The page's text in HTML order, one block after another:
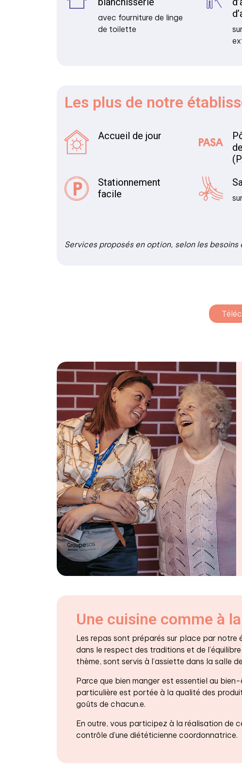
avec fourniture de linge
de toilette
Les plus de notre
Accueil de jour
Stationnement
facile
Services proposés en option, selon les
Une cuisine comme à
Les repas sont préparés sur place par notre
dans le respect des traditions et de
thème, sont servis à l’assiette dans la salle
Parce que bien manger est essentiel au
particulière est portée à la qualité des
goûts de chacun.e.
En outre, vous participez à la réalisation de
contrôle d’une diététicienne coordonnatrice.